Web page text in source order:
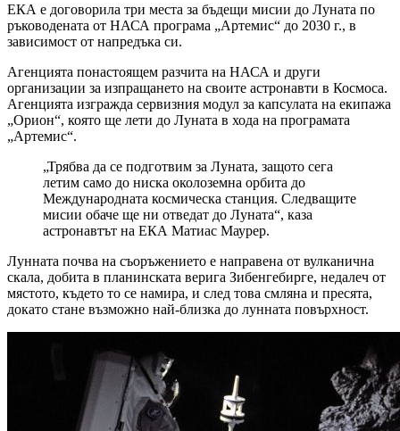
ЕКА е договорила три места за бъдещи мисии до Луната по
ръководената от НАСА програма „Артемис“ до 2030 г., в
зависимост от напредъка си.
Агенцията понастоящем разчита на НАСА и други
организации за изпращането на своите астронавти в Космоса.
Агенцията изгражда сервизния модул за капсулата на екипажа
„Орион“, която ще лети до Луната в хода на програмата
„Артемис“.
„Трябва да се подготвим за Луната, защото сега
летим само до ниска околоземна орбита до
Международната космическа станция. Следващите
мисии обаче ще ни отведат до Луната“, каза
астронавтът на ЕКА Матиас Маурер.
Лунната почва на съоръжението е направена от вулканична
скала, добита в планинската верига Зибенгебирге, недалеч от
мястото, където то се намира, и след това смляна и пресята,
докато стане възможно най-близка до лунната повърхност.